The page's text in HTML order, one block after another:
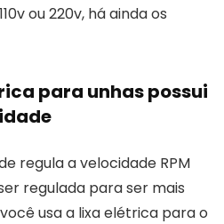
ou 220v, há ainda os
para unhas possui
regula a velocidade RPM
regulada para ser mais
usa a lixa elétrica para o